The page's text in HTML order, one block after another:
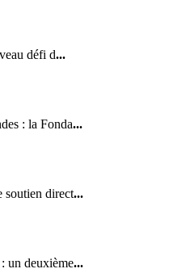
défi d...
: la Fonda...
soutien direct...
un deuxième...